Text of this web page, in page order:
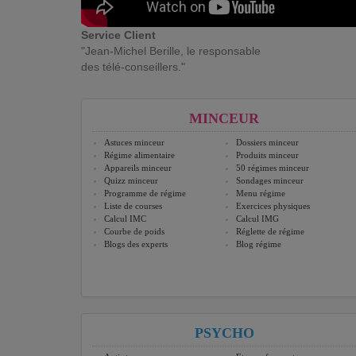
Service Client
"Jean-Michel Berille, le responsable
des télé-conseillers."
MINCEUR
Astuces minceur
Dossiers minceur
Régime alimentaire
Produits minceur
Appareils minceur
50 régimes minceur
Quizz minceur
Sondages minceur
Programme de régime
Menu régime
Liste de courses
Exercices physiques
Calcul IMC
Calcul IMG
Courbe de poids
Réglette de régime
Blogs des experts
Blog régime
PSYCHO